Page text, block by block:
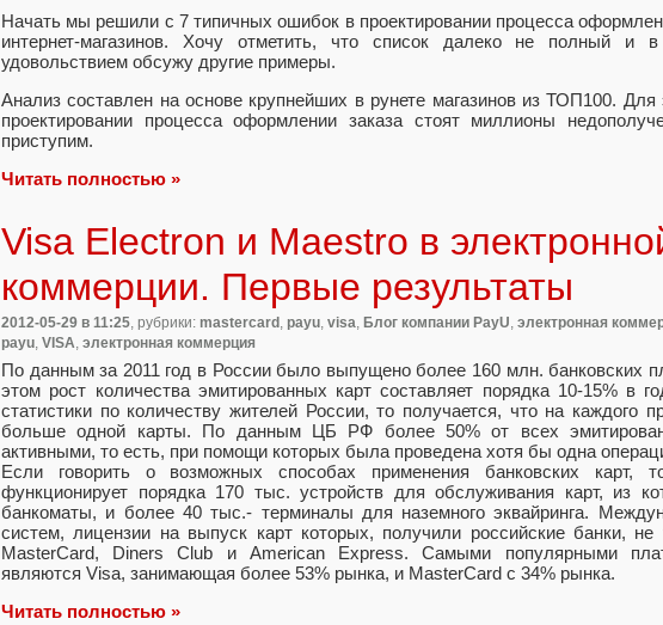
Начать мы решили c 7 типичных ошибок в проектировании процесса
интернет-магазинов. Хочу отметить, что список далеко не полный и
удовольствием обсужу другие примеры.
Анализ составлен на основе крупнейших в рунете магазинов из ТОП100.
проектировании процесса оформлении заказа стоят миллионы
приступим.
Читать полностью »
Visa Electron и Maestro в
коммерции. Первые результаты
2012-05-29 в 11:25, рубрики: mastercard , payu, visa, Блог компании PayU, электронная
payu, VISA, электронная коммерция
По данным за 2011 год в России было выпущено более 160 млн. банковских
этом рост количества эмитированных карт составляет порядка 10-15% в
статистики по количеству жителей России, то получается, что на каждого
больше одной карты. По данным ЦБ РФ более 50% от всех
активными, то есть, при помощи которых была проведена хотя бы одна
Если говорить о возможных способах применения банковских карт,
функционирует порядка 170 тыс. устройств для обслуживания карт, из
банкоматы, и более 40 тыс.- терминалы для наземного эквайринга.
систем, лицензии на выпуск карт которых, получили российские банки,
MasterCard, Diners Club и American Express. Самыми популярными
являются Visa, занимающая более 53% рынка, и MasterCard c 34% рынка.
Читать полностью »